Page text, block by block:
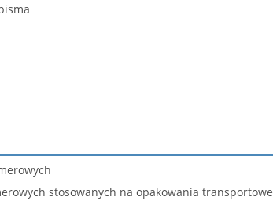
stosowanych na opakowania transportowe